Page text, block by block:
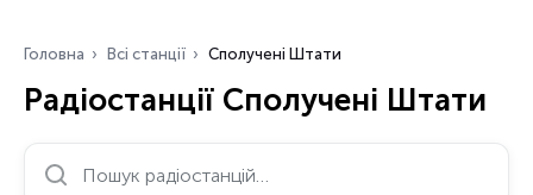
Головна Всі станції Сполучені Штати
Радіостанції Сполучені Штати
Пошук радіостанцій…